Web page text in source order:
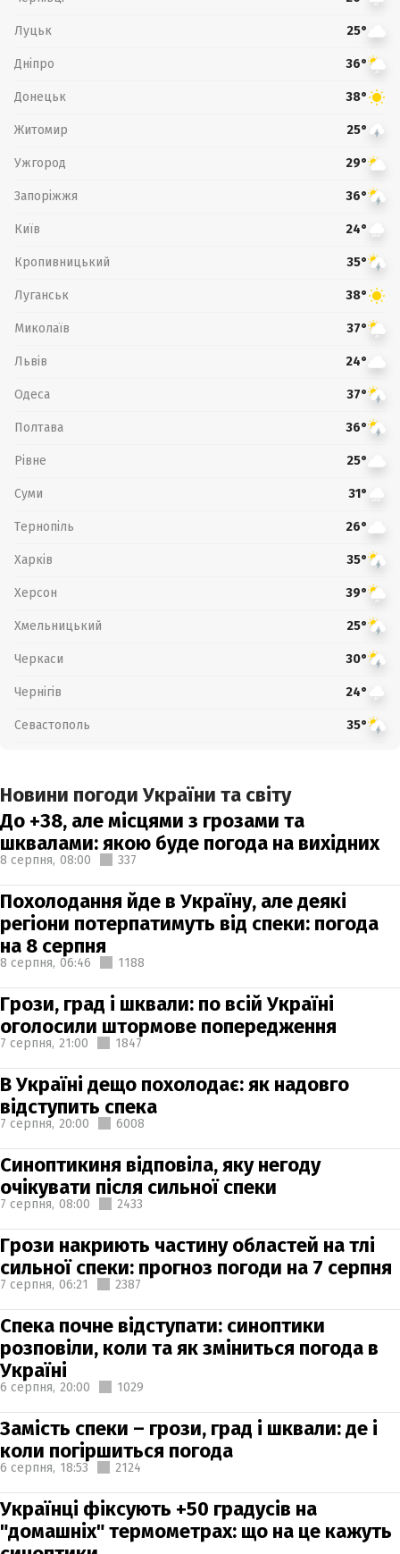
Луцьк 25°
Дніпро 36°
Донецьк 38°
Житомир 25°
Ужгород 29°
Запоріжжя 36°
Київ 24°
Кропивницький 35°
Луганськ 38°
Миколаїв 37°
Львів 24°
Одеса 37°
Полтава 36°
Рівне 25°
Суми 31°
Тернопіль 26°
Харків 35°
Херсон 39°
Хмельницький 25°
Черкаси 30°
Чернігів 24°
Севастополь 35°
Новини погоди України та світу
До +38, але місцями з грозами та
шквалами: якою буде погода на вихідних
8 серпня, 08:00 337
Похолодання йде в Україну, але деякі
регіони потерпатимуть від спеки: погода
на 8 серпня
8 серпня, 06:46 1188
Грози, град і шквали: по всій Україні
оголосили штормове попередження
7 серпня, 21:00 1847
В Україні дещо похолодає: як надовго
відступить спека
7 серпня, 20:00 6008
Синоптикиня відповіла, яку негоду
очікувати після сильної спеки
7 серпня, 08:00 2433
Грози накриють частину областей на тлі
сильної спеки: прогноз погоди на 7 серпня
7 серпня, 06:21 2387
Спека почне відступати: синоптики
розповіли, коли та як зміниться погода в
Україні
6 серпня, 20:00 1029
Замість спеки – грози, град і шквали: де і
коли погіршиться погода
6 серпня, 18:53 2124
Українці фіксують +50 градусів на
"домашніх" термометрах: що на це кажуть